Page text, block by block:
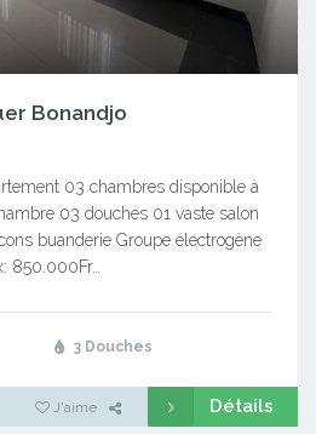
Bonandjo
03 chambres disponible à
03 douches 01 vaste salon
buanderie Groupe électrogène
850.000Fr…
3 Douches
J'aime Détails